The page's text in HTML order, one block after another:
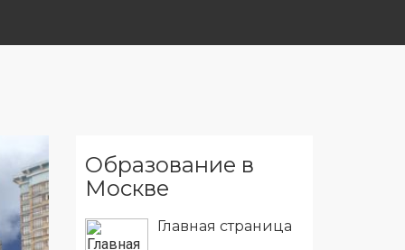
Образование в
Москве
Главная страница